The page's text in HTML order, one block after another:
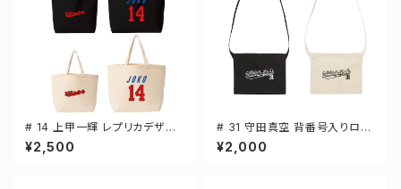
# 14 上甲一輝 レプリカデザイ
ン 選手還元 キャンバストートバ
ッグ 2カラー MLサイズ 00077
¥2,500
# 31 守田真空 背番号入りロゴ
キャンバスサコッシュ 選手還元
2カラー 001461
¥2,000